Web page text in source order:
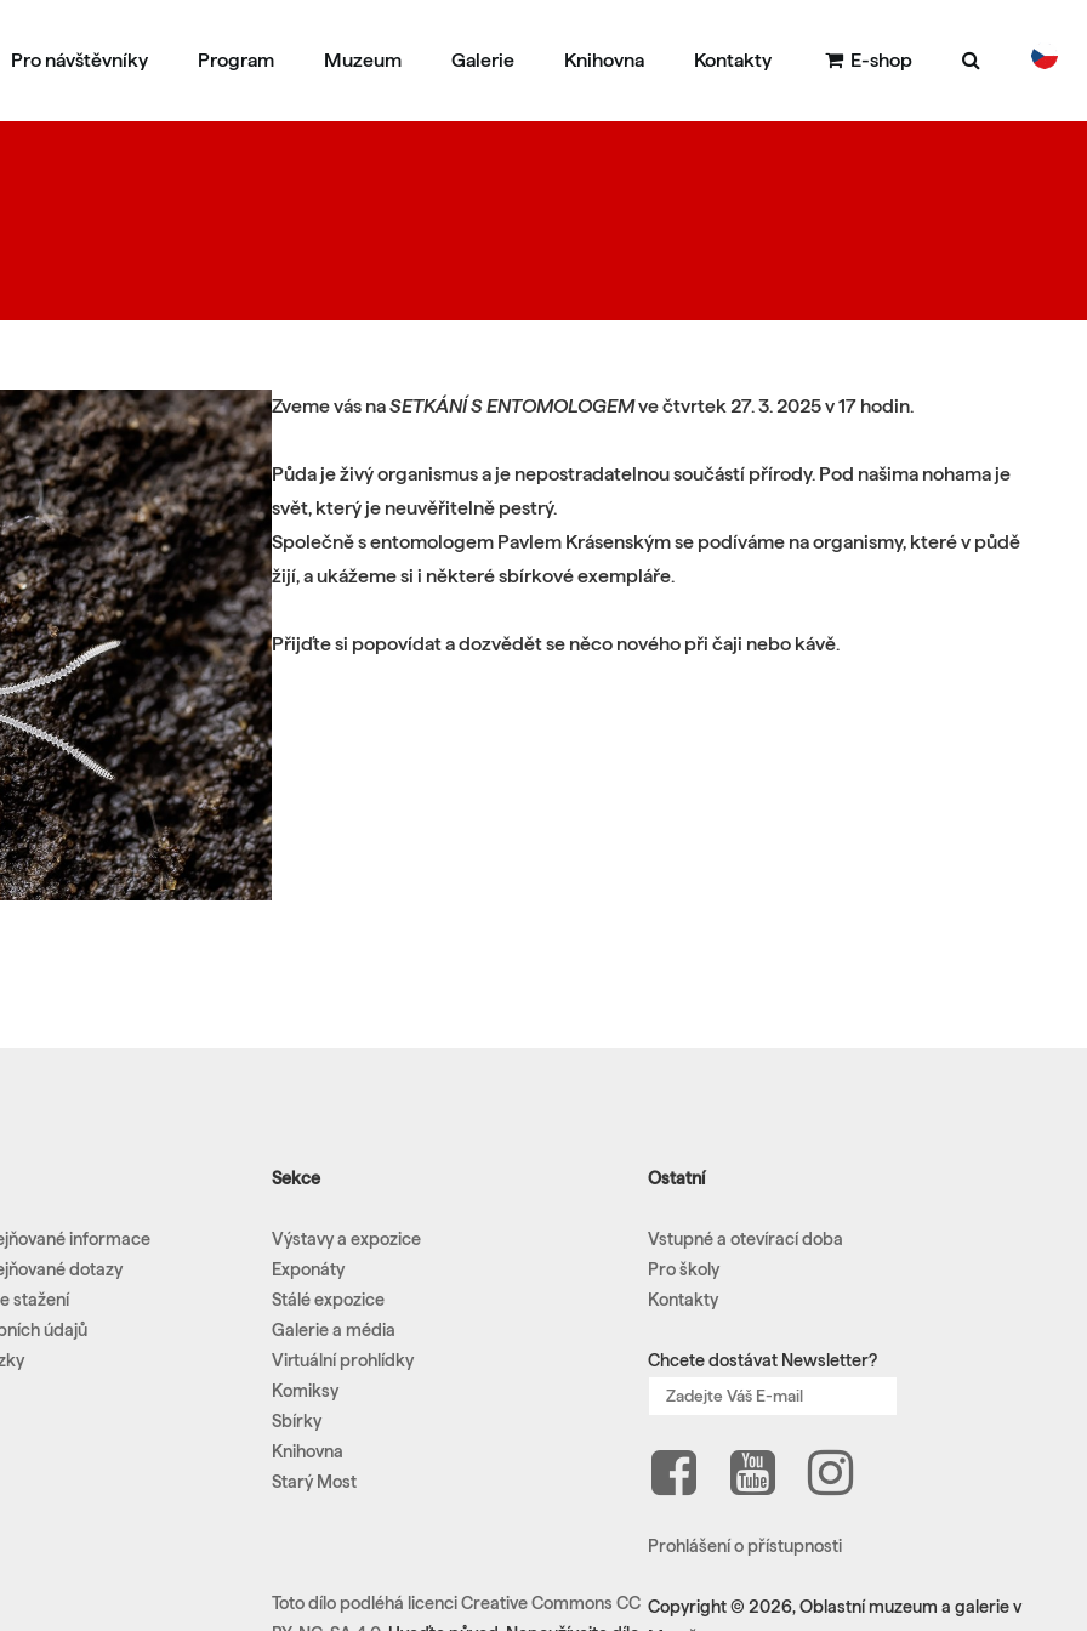
EN
Pro návštěvníky Program Muzeum Galerie Knihovna Kontakty E-shop
Zveme vás naSETKÁNÍ S ENTOMOLOGEMve čtvrtek 27. 3. 2025 v 17 hodin.
Půda je živý organismus a je nepostradatelnou součástí přírody. Pod našima nohama je
svět, který je neuvěřitelně pestrý.
Společně s entomologem Pavlem Krásenským se podíváme na organismy, které v půdě
žijí, a ukážeme si i některé sbírkové exempláře.
Přijďte si popovídat a dozvědět se něco nového při čaji nebo kávě.
informace
dotazy
stažení
údajů
Sekce
Výstavy a expozice
Exponáty
Stálé expozice
Galerie a média
Virtuální prohlídky
Komiksy
Sbírky
Knihovna
Starý Most
Toto dílo podléhá licenci Creative Commons CC
Ostatní
Vstupné a otevírací doba
Pro školy
Kontakty
Chcete dostávat Newsletter?
Prohlášení o přístupnosti
Copyright © 2026, Oblastní muzeum a galerie v